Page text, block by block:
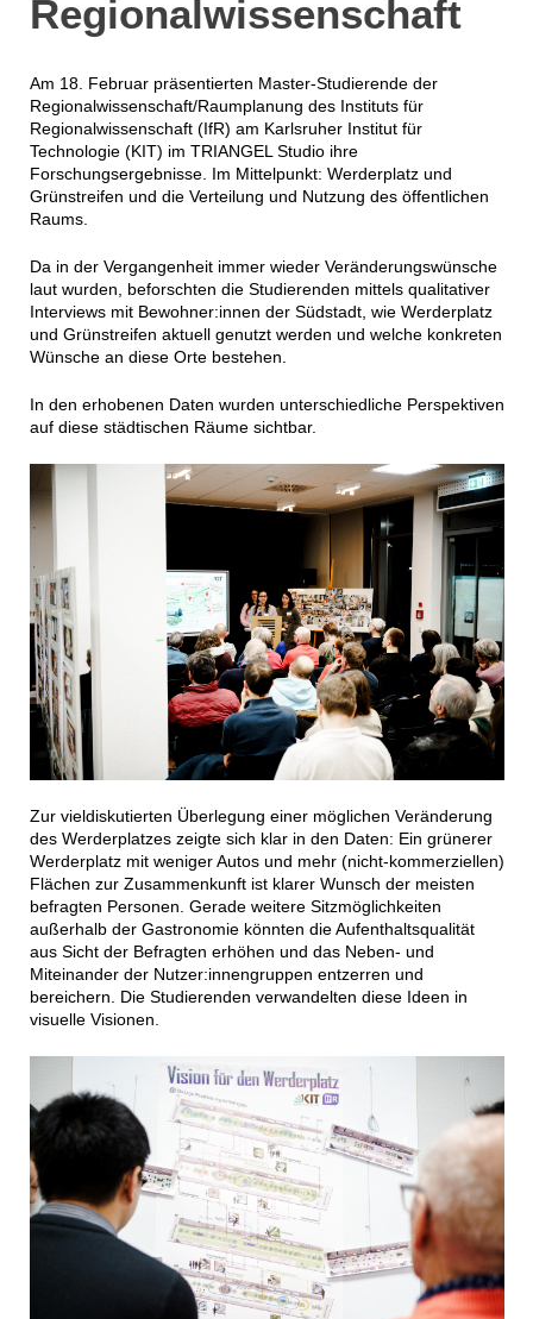
Regionalwissenschaft
Am 18. Februar präsentierten Master-Studierende der
Regionalwissenschaft/Raumplanung des Instituts für
Regionalwissenschaft (IfR) am Karlsruher Institut für
Technologie (KIT) im TRIANGEL Studio ihre
Forschungsergebnisse. Im Mittelpunkt: Werderplatz und
Grünstreifen und die Verteilung und Nutzung des öffentlichen
Raums.
Da in der Vergangenheit immer wieder Veränderungswünsche
laut wurden, beforschten die Studierenden mittels qualitativer
Interviews mit Bewohner:innen der Südstadt, wie Werderplatz
und Grünstreifen aktuell genutzt werden und welche konkreten
Wünsche an diese Orte bestehen.
In den erhobenen Daten wurden unterschiedliche Perspektiven
auf diese städtischen Räume sichtbar.
Zur vieldiskutierten Überlegung einer möglichen Veränderung
des Werderplatzes zeigte sich klar in den Daten: Ein grünerer
Werderplatz mit weniger Autos und mehr (nicht-kommerziellen)
Flächen zur Zusammenkunft ist klarer Wunsch der meisten
befragten Personen. Gerade weitere Sitzmöglichkeiten
außerhalb der Gastronomie könnten die Aufenthaltsqualität
aus Sicht der Befragten erhöhen und das Neben- und
Miteinander der Nutzer:innengruppen entzerren und
bereichern. Die Studierenden verwandelten diese Ideen in
visuelle Visionen.